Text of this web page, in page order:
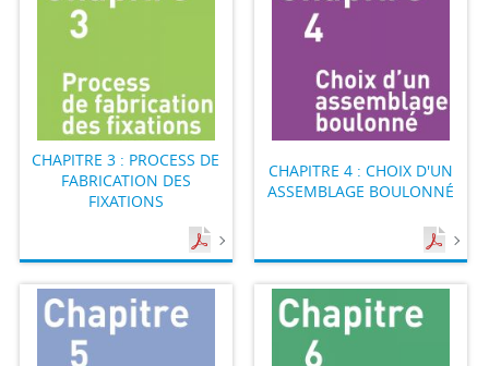
CHAPITRE 3 : PROCESS DE
FABRICATION DES
FIXATIONS
CHAPITRE 4 : CHOIX D'UN
ASSEMBLAGE BOULONNÉ